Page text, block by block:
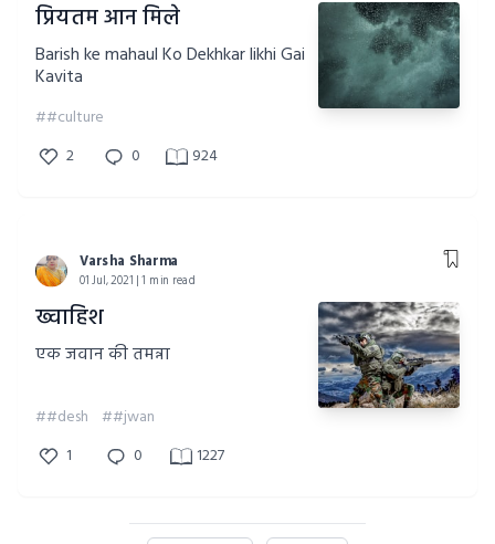
प्रियतम आन मिले
Barish ke mahaul Ko Dekhkar likhi Gai
Kavita
##culture
2
0 924
Varsha Sharma
01 Jul, 2021 | 1 min read
ख्वाहिश
एक जवान की तमन्ना
##desh ##jwan
1
0 1227